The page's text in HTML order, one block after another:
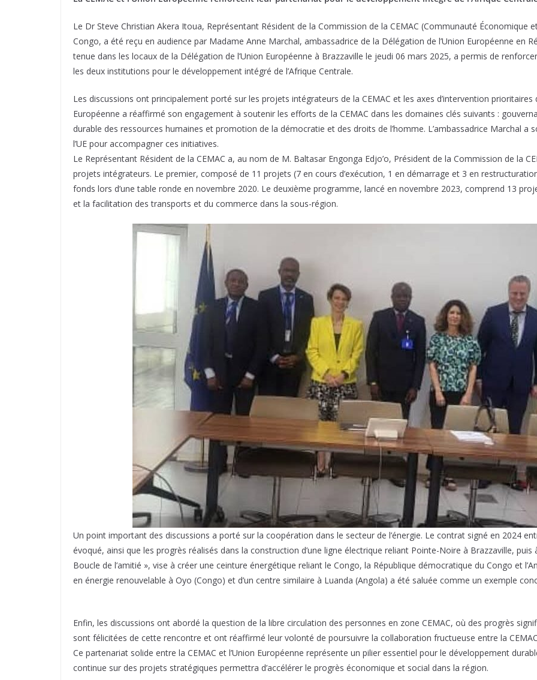
Le Dr Steve Christian Akera Itoua, Représentant Résident de la Commission de la CEMAC (Communauté Économique
Congo, a été reçu en audience par Madame Anne Marchal, ambassadrice de la Délégation de l’Union Européenne en
tenue dans les locaux de la Délégation de l’Union Européenne à Brazzaville le jeudi 06 mars 2025, a permis de
les deux institutions pour le développement intégré de l’Afrique Centrale.
Les discussions ont principalement porté sur les projets intégrateurs de la CEMAC et les axes d’intervention prioritaires
Européenne a réaffirmé son engagement à soutenir les efforts de la CEMAC dans les domaines clés suivants :
durable des ressources humaines et promotion de la démocratie et des droits de l’homme. L’ambassadrice Marchal a
l’UE pour accompagner ces initiatives.
Le Représentant Résident de la CEMAC a, au nom de M. Baltasar Engonga Edjo’o, Président de la Commission de la
projets intégrateurs. Le premier, composé de 11 projets (7 en cours d’exécution, 1 en démarrage et 3 en
fonds lors d’une table ronde en novembre 2020. Le deuxième programme, lancé en novembre 2023, comprend 13
et la facilitation des transports et du commerce dans la sous-région.
Un point important des discussions a porté sur la coopération dans le secteur de l’énergie. Le contrat signé en 2024
évoqué, ainsi que les progrès réalisés dans la construction d’une ligne électrique reliant Pointe-Noire à Brazzaville,
Boucle de l’amitié », vise à créer une ceinture énergétique reliant le Congo, la République démocratique du Congo et
en énergie renouvelable à Oyo (Congo) et d’un centre similaire à Luanda (Angola) a été saluée comme un exemple
Enfin, les discussions ont abordé la question de la libre circulation des personnes en zone CEMAC, où des progrès
sont félicitées de cette rencontre et ont réaffirmé leur volonté de poursuivre la collaboration fructueuse entre la CEMAC
Ce partenariat solide entre la CEMAC et l’Union Européenne représente un pilier essentiel pour le développement
continue sur des projets stratégiques permettra d’accélérer le progrès économique et social dans la région.